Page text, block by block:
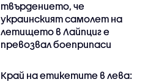
твърдението, че
украинският самолет на
летището в Лайпциг е
превозвал боеприпаси
Край на етикетите в лева: